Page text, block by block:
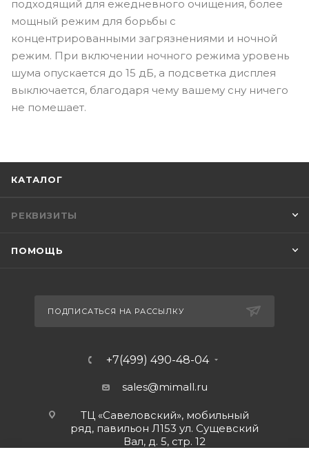
подходящий для ежедневного очищения, более
мощный режим для борьбы с
концентрированными загрязнениями и ночной
режим. При включении ночного режима уровень
шума опускается до 15 дБ, а подсветка дисплея
выключается, благодаря чему вашему сну ничего
не помешает.
КАТАЛОГ
РЕКВИЗИТЫ
ПОМОЩЬ
ПОДПИСАТЬСЯ НА РАССЫЛКУ
+7(499) 490-48-04
sales@mimall.ru
ТЦ «Савеловский», мобильный
ряд, павильон Л153 ул. Сущевский
Вал, д. 5, стр. 12